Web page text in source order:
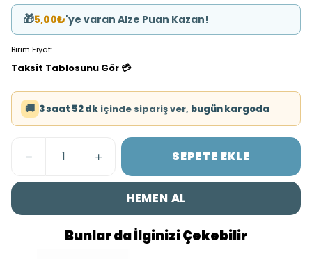
🎁5,00₺'ye varan Alze Puan Kazan!
Birim Fiyat:
Taksit Tablosunu Gör 💳
🚚 3 saat 52 dk içinde sipariş ver, bugün kargoda
SEPETE EKLE
HEMEN AL
Bunlar da İlginizi Çekebilir